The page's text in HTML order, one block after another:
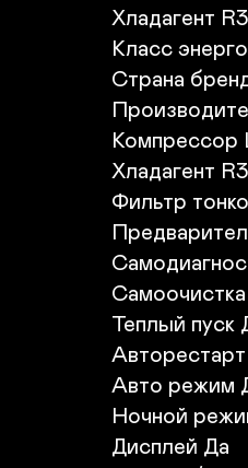
Хладагент
Класс
Страна
Компрессор
Хладагент
Фильтр
Теплый пуск
Авто режим
Ночной
Дисплей Да